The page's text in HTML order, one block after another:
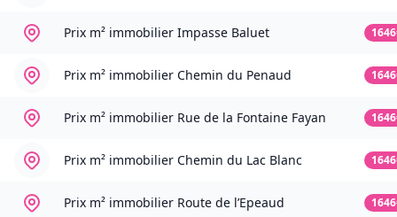
Prix m² immobilier Impasse Baluet
Prix m² immobilier Chemin du Penaud
Prix m² immobilier Rue de la Fontaine Fayan
Prix m² immobilier Chemin du Lac Blanc
Prix m² immobilier Route de l’Epeaud